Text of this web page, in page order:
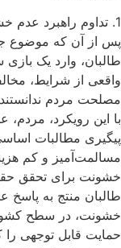
1. تداوم راهبرد عدم خشونت
پس از آن که موضوع
طالبان، وارد یک
واقعی از شرایط،
مصلحت مردم
با این رویکرد،
پیگیری مطالبات
مسالمت‌آمیز و کم
خشونت برای تحقق
طالبان منتج به
خشونت، در سطح
حمایت قابل توجهی